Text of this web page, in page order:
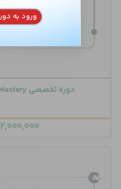
دوره تخصصی Juniper Routing Mastery
۲,۰۰۰,۰۰۰